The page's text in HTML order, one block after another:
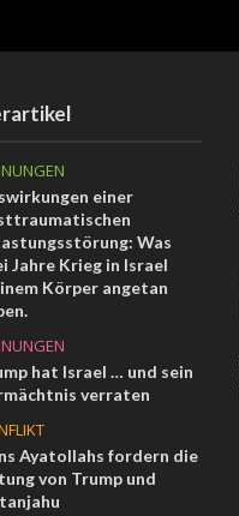
einer
Was
Jahre Krieg in Israel
Körper angetan
hat Israel … und sein
verraten
Ayatollahs fordern die
von Trump und